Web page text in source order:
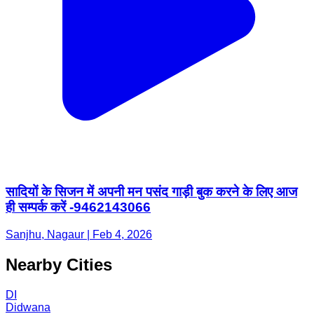
सादियों के सिजन में अपनी मन पसंद गाड़ी बुक करने के लिए आज
ही सम्पर्क करें -9462143066
Sanjhu, Nagaur | Feb 4, 2026
Nearby Cities
DI
Didwana